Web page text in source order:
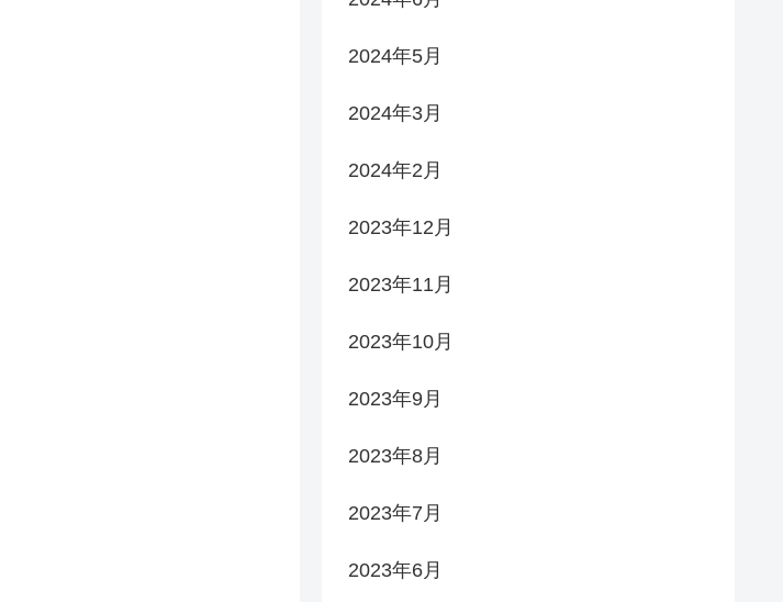
2024年5月
2024年3月
2024年2月
2023年12月
2023年11月
2023年10月
2023年9月
2023年8月
2023年7月
2023年6月